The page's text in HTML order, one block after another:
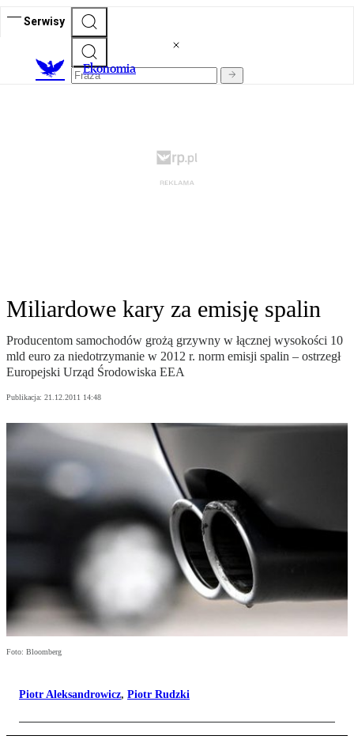
Serwisy
Ekonomia
Miliardowe kary za emisję spalin
Producentom samochodów grożą grzywny w łącznej wysokości 10
mld euro za niedotrzymanie w 2012 r. norm emisji spalin – ostrzegł
Europejski Urząd Środowiska EEA
Publikacja: 21.12.2011 14:48
Foto: Bloomberg
Piotr Aleksandrowicz, Piotr Rudzki